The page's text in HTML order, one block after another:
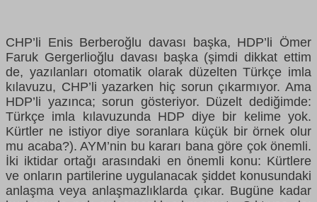
CHP’li Enis Berberoğlu davası başka, HDP’li Ömer
Faruk Gergerlioğlu davası başka (şimdi dikkat ettim
de, yazılanları otomatik olarak düzelten Türkçe imla
kılavuzu, CHP’li yazarken hiç sorun çıkarmıyor. Ama
HDP’li yazınca; sorun gösteriyor. Düzelt dediğimde:
Türkçe imla kılavuzunda HDP diye bir kelime yok.
Kürtler ne istiyor diye soranlara küçük bir örnek olur
mu acaba?). AYM’nin bu kararı bana göre çok önemli.
İki iktidar ortağı arasındaki en önemli konu: Kürtlere
ve onların partilerine uygulanacak şiddet konusundaki
anlaşma veya anlaşmazlıklarda çıkar. Bugüne kadar